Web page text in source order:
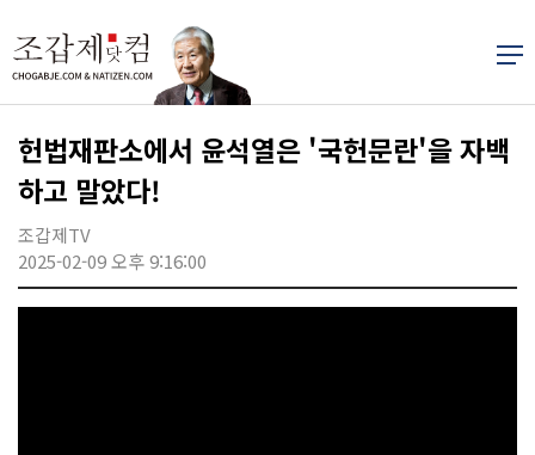
헌법재판소에서 윤석열은 '국헌문란'을 자백
하고 말았다!
조갑제TV
2025-02-09 오후 9:16:00